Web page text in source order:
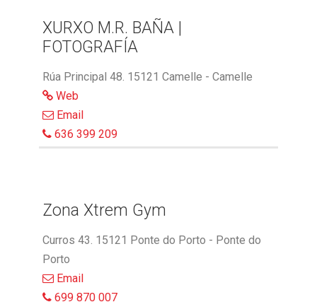
XURXO M.R. BAÑA |
FOTOGRAFÍA
Rúa Principal 48. 15121 Camelle - Camelle
Web
Email
636 399 209
Zona Xtrem Gym
Curros 43. 15121 Ponte do Porto - Ponte do
Porto
Email
699 870 007